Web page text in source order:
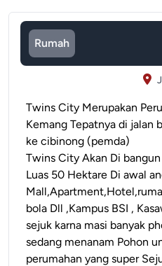
Rumah
Twins City Merupakan
Kemang Tepatnya di jalan
ke cibinong (pemda)
Twins City Akan Di
Luas 50 Hektare Di awal
bola Dll ,Kampus BSI ,
sejuk karna masi banyak
sedang menanam Pohon
perumahan yang super